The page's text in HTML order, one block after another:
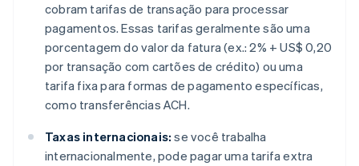
cobram tarifas de transação para processar
pagamentos. Essas tarifas geralmente são uma
porcentagem do valor da fatura (ex.: 2% + US$ 0,20
por transação com cartões de crédito) ou uma
tarifa fixa para formas de pagamento específicas,
como transferências ACH.
Taxas internacionais: se você trabalha
internacionalmente, pode pagar uma tarifa extra